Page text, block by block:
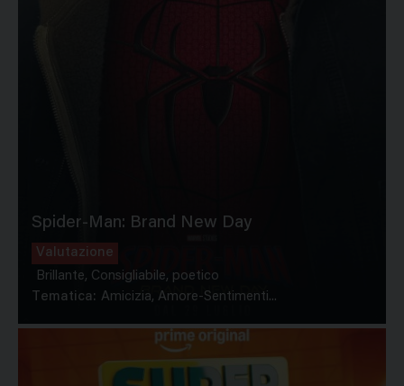
Spider-Man: Brand New Day
Valutazione
Brillante, Consigliabile, poetico
Tematica: Amicizia, Amore-Sentimenti...